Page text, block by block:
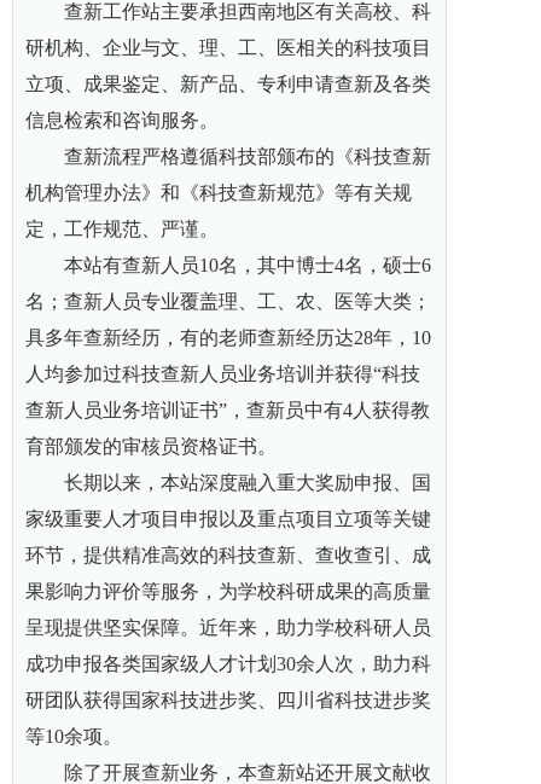
查新工作站主要承担西南地区有关高校、科
研机构、企业与文、理、工、医相关的科技项目
立项、成果鉴定、新产品、专利申请查新及各类
信息检索和咨询服务。
查新流程严格遵循科技部颁布的《科技查新
机构管理办法》和《科技查新规范》等有关规
定，工作规范、严谨。
本站有查新人员10名，其中博士4名，硕士6
名；查新人员专业覆盖理、工、农、医等大类；
具多年查新经历，有的老师查新经历达28年，10
人均参加过科技查新人员业务培训并获得“科技
查新人员业务培训证书”，查新员中有4人获得教
育部颁发的审核员资格证书。
长期以来，本站深度融入重大奖励申报、国
家级重要人才项目申报以及重点项目立项等关键
环节，提供精准高效的科技查新、查收查引、成
果影响力评价等服务，为学校科研成果的高质量
呈现提供坚实保障。近年来，助力学校科研人员
成功申报各类国家级人才计划30余人次，助力科
研团队获得国家科技进步奖、四川省科技进步奖
等10余项。
除了开展查新业务，本查新站还开展文献收